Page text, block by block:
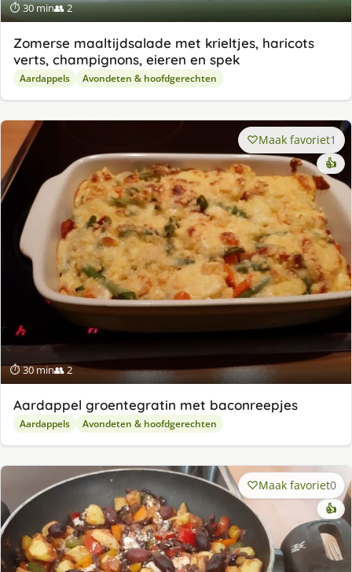
⏱ 30 min👥 2
Zomerse maaltijdsalade met krieltjes, haricots
verts, champignons, eieren en spek
Aardappels Avondeten & hoofdgerechten
⏱ 30 min👥 2
Maak favoriet1
👍
Aardappel groentegratin met baconreepjes
Aardappels Avondeten & hoofdgerechten
Maak favoriet0
👍